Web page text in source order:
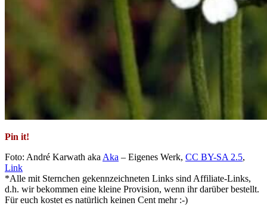
Pin it!
Foto: André Karwath aka Aka – Eigenes Werk, CC BY-SA 2.5,
Link
*Alle mit Sternchen gekennzeichneten Links sind Affiliate-Links,
d.h. wir bekommen eine kleine Provision, wenn ihr darüber bestellt.
Für euch kostet es natürlich keinen Cent mehr :-)